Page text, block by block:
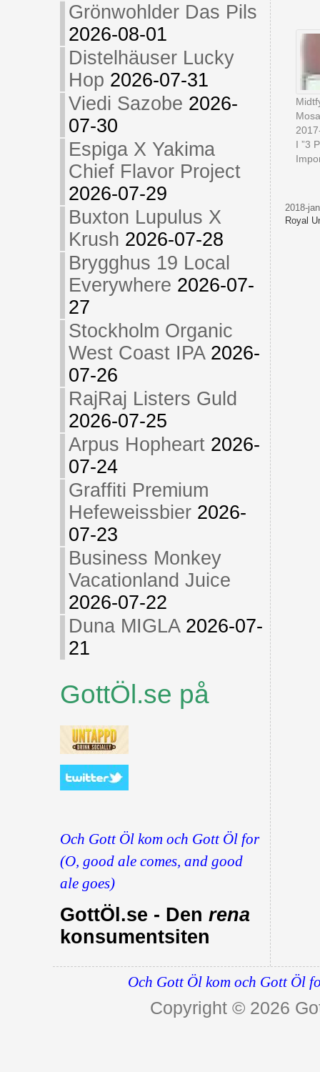
Grönwohlder Das Pils
2026-08-01
Distelhäuser Lucky
Hop 2026-07-31
Viedi Sazobe 2026-
07-30
Espiga X Yakima
Chief Flavor Project
2026-07-29
Buxton Lupulus X
Krush 2026-07-28
Brygghus 19 Local
Everywhere 2026-07-
27
Stockholm Organic
West Coast IPA 2026-
07-26
RajRaj Listers Guld
2026-07-25
Arpus Hopheart 2026-
07-24
Graffiti Premium
Hefeweissbier 2026-
07-23
Business Monkey
Vacationland Juice
2026-07-22
Duna MIGLA 2026-07-
21
GottÖl.se på
Och Gott Öl kom och Gott Öl for
(O, good ale comes, and good
ale goes)
GottÖl.se - Den rena
konsumentsiten
I ”3
2018-
Royal
Och Gott Öl kom och Gott Öl
Copyright © 2026